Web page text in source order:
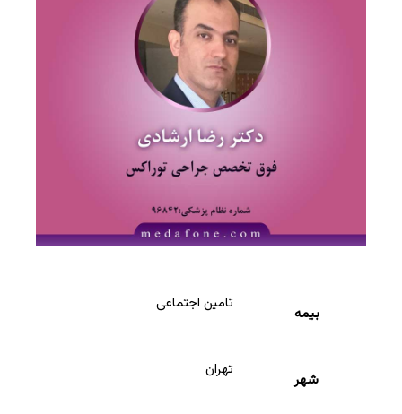
بیمه
تامین اجتماعی
شهر
تهران